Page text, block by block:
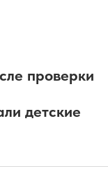
проверки
детские